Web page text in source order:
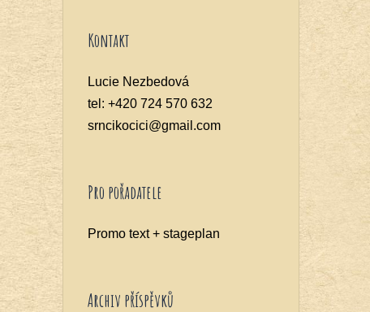
Kontakt
Lucie Nezbedová
tel: +420 724 570 632
srncikocici@gmail.com
Pro pořadatele
Promo text + stageplan
Archiv příspěvků